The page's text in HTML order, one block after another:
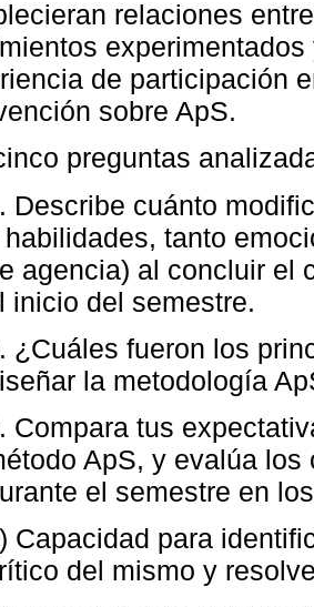
relaciones
de participación
sobre ApS.
preguntas
Describe cuánto
tanto
agencia) al concluir el
inicio del semestre.
¿Cuáles fueron los
la metodología
Compara tus
ApS, y evalúa
el semestre en
Capacidad para
del mismo y